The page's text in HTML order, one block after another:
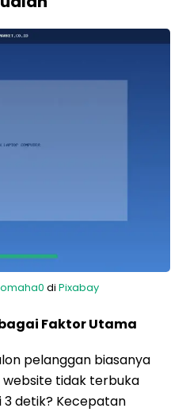
di Pixabay
Faktor Utama
pelanggan biasanya
website tidak terbuka
detik? Kecepatan